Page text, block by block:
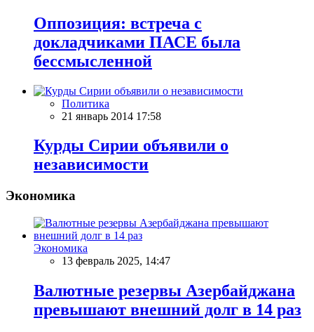
Оппозиция: встреча с
докладчиками ПАСЕ была
бессмысленной
Политика
21 январь 2014 17:58
Курды Сирии объявили о
независимости
Экономика
Экономика
13 февраль 2025, 14:47
Валютные резервы Азербайджана
превышают внешний долг в 14 раз